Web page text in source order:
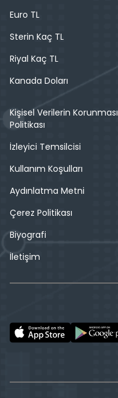
Euro TL
Sterin Kaç TL
Riyal Kaç TL
Kanada Doları
Kişisel Verilerin Korunması
Politikası
İzleyici Temsilcisi
Kullanım Koşulları
Aydınlatma Metni
Çerez Politikası
Biyografi
İletişim